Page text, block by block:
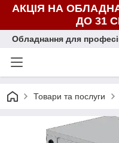
АКЦІЯ НА
ДО 31
Обладнання для
Товари та послуги